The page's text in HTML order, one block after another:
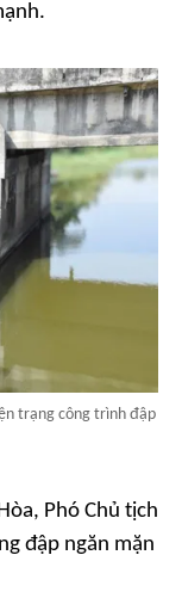
trạng công trình đập
Phó Chủ tịch
đập ngăn mặn